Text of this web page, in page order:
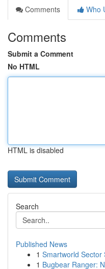
Comments
Who
Comments
Submit a Comment
No HTML
HTML is disabled
Search
Published News
1 Smartworld Sector
1 Bugbear Ranger: